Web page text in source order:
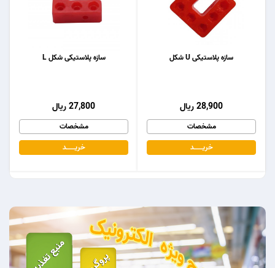
سازه پلاستیکی شکل L
27,800 ریال
مشخصات
خریـــــــد
سازه پلاستیکی U شکل
28,900 ریال
مشخصات
خریـــــــد